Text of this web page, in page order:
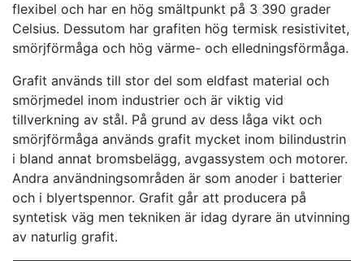
flexibel och har en hög smältpunkt på 3 390 grader
Celsius. Dessutom har grafiten hög termisk resistivitet,
smörjförmåga och hög värme- och elledningsförmåga.
Grafit används till stor del som eldfast material och
smörjmedel inom industrier och är viktig vid
tillverkning av stål. På grund av dess låga vikt och
smörjförmåga används grafit mycket inom bilindustrin
i bland annat bromsbelägg, avgassystem och motorer.
Andra användningsområden är som anoder i batterier
och i blyertspennor. Grafit går att producera på
syntetisk väg men tekniken är idag dyrare än utvinning
av naturlig grafit.